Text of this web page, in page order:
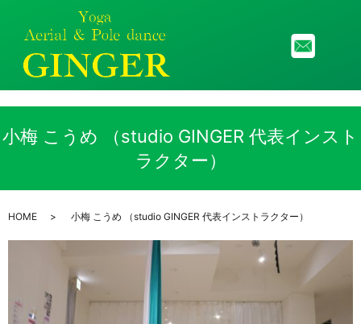
メニ
小梅 こうめ （studio GINGER 代表インスト
ラクター）
HOME 小梅 こうめ （studio GINGER 代表インストラクター）